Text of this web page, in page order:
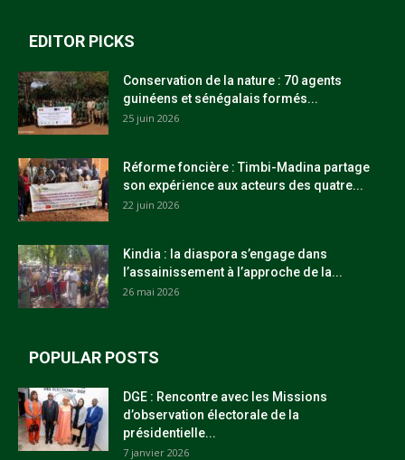
EDITOR PICKS
Conservation de la nature : 70 agents
guinéens et sénégalais formés...
25 juin 2026
Réforme foncière : Timbi-Madina partage
son expérience aux acteurs des quatre...
22 juin 2026
Kindia : la diaspora s’engage dans
l’assainissement à l’approche de la...
26 mai 2026
POPULAR POSTS
DGE : Rencontre avec les Missions
d’observation électorale de la
présidentielle...
7 janvier 2026